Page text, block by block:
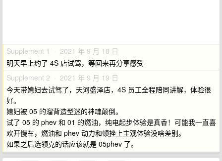
Supplement 1 · 2021 年 9 月 18 日
明天早上约了 4S 店试驾，等回来再分享感受
Supplement 2 · 2021 年 9 月 19 日
今天带媳妇去试驾了，天河盛泽店，4S 员工全程陪同讲解，体验很
好。
媳妇被 05 的溜背造型迷的神魂颠倒。
试了 05 的 phev 和 01 的燃油，纯电起步体验是真香！可能我一直喜
欢开慢车，燃油和 phev 动力和顿挫上主观体验没啥差别。
如果之后选领克的话应该就是 05phev 了。